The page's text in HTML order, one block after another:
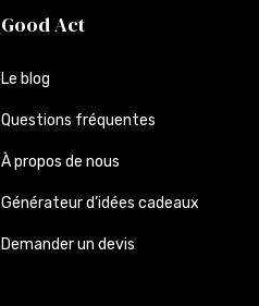
Good Act
Le blog
Questions fréquentes
À propos de nous
Générateur d’idées cadeaux
Demander un devis